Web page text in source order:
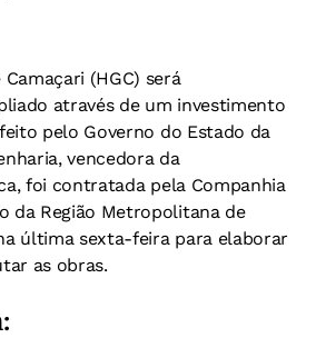
(HGC) será
através de um investimento
pelo Governo do Estado da
vencedora da
foi contratada pela Companhia
da Região Metropolitana de
última sexta-feira para elaborar
as obras.